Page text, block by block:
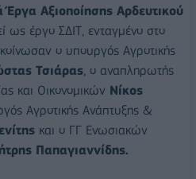
Αξιοποίησης Αρδευτικού
ως έργο ΣΔΙΤ, ενταγμένο στο
ο υπουργός Αγροτικής
Τσιάρας, ο αναπληρωτής
και Οικονομικών Νίκος
Αγροτικής Ανάπτυξης &
και ο ΓΓ Ενωσιακών
Παπαγιαννίδης.